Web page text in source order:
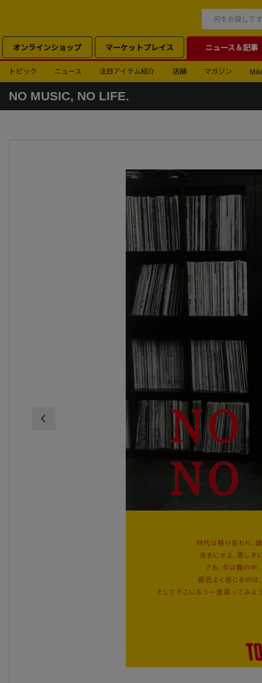
オンラインショップ マーケットプレイス ニュース＆記事
トピック ニュース 注目アイテム紹介 店舗 マガジン
NO MUSIC, NO LIFE.